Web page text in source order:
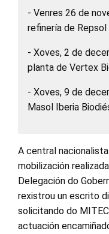
- Venres 26 de
refinería de Repsol
- Xoves, 2 de
planta de Vertex
- Xoves, 9 de
Masol Iberia
A central
mobilización
Delegación do
rexistrou un escrito
solicitando do
actuación